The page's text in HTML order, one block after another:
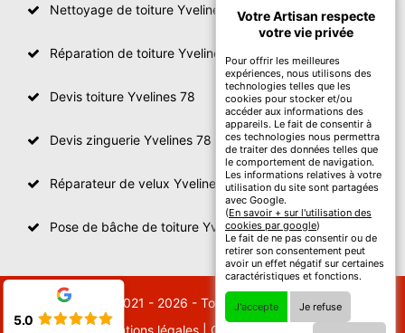
Nettoyage de toiture Yvelines
Réparation de toiture Yvelines 78
Devis toiture Yvelines 78
Devis zinguerie Yvelines 78
Réparateur de velux Yvelines 78
Pose de bâche de toiture Yvelines 78
© 2021 - 2026 - Tout droit réservé
Mentions légales| Contactez-nous
Votre Artisan respecte
votre vie privée
Pour offrir les meilleures
expériences, nous utilisons des
technologies telles que les
cookies pour stocker et/ou
accéder aux informations des
appareils. Le fait de consentir à
ces technologies nous permettra
de traiter des données telles que
le comportement de navigation.
Les informations relatives à votre
utilisation du site sont partagées
avec Google.
(En savoir + sur l'utilisation des
cookies par google)
Le fait de ne pas consentir ou de
retirer son consentement peut
avoir un effet négatif sur certaines
caractéristiques et fonctions.
J'accepte Je refuse
5.0